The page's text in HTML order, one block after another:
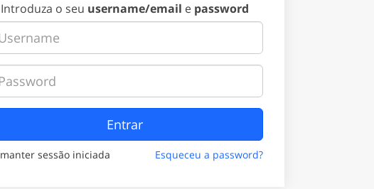
Introduza o seu username/email e password
Entrar
manter sessão iniciada Esqueceu a password?